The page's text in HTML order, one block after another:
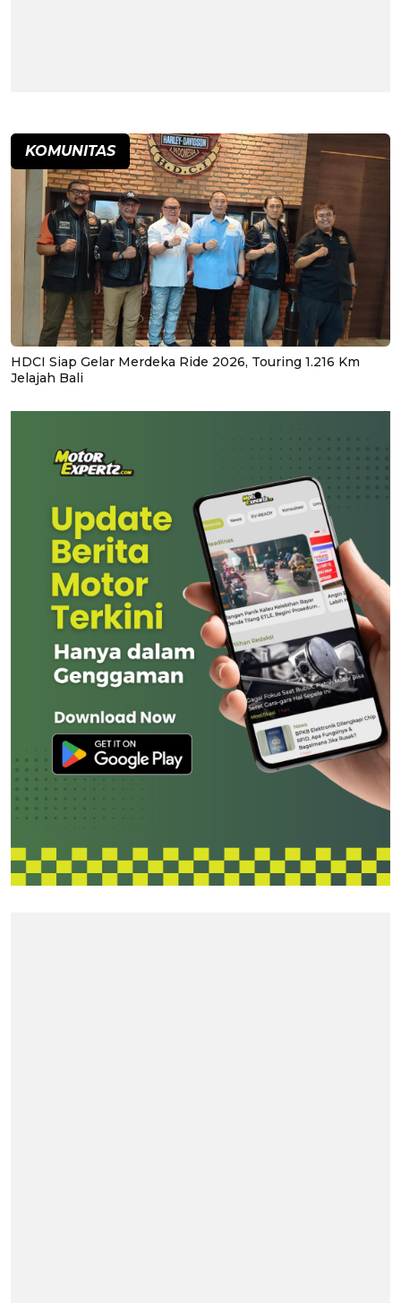
KOMUNITAS
HDCI Siap Gelar Merdeka Ride 2026, Touring 1.216 Km
Jelajah Bali